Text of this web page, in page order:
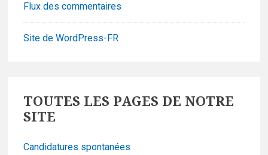
Flux des commentaires
Site de WordPress-FR
Widgets
TOUTES LES PAGES DE NOTRE
SITE
Candidatures spontanées